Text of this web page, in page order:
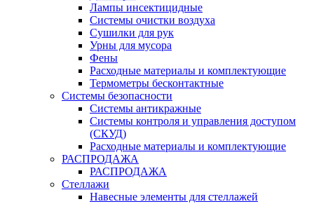
Лампы инсектицидные
Системы очистки воздуха
Сушилки для рук
Урны для мусора
Фены
Расходные материалы и комплектующие
Термометры бесконтактные
Системы безопасности
Системы антикражные
Системы контроля и управления доступом
(СКУД)
Расходные материалы и комплектующие
РАСПРОДАЖА
РАСПРОДАЖА
Стеллажи
Навесные элементы для стеллажей